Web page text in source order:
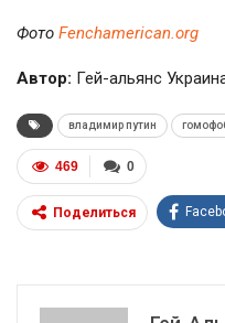
Фото Fenchamerican.org
Автор: Гей-альянс
владимир путин
0
469
Поделиться